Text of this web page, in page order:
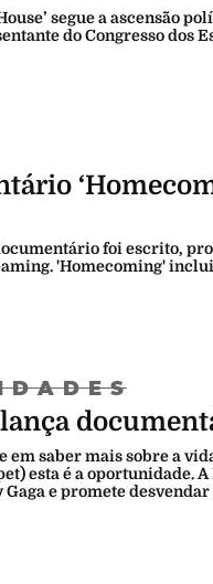
segue a ascensão
do Congresso dos
foi escrito,
'Homecoming'
lança
em saber mais sobre a
esta é a oportunidade.
e promete